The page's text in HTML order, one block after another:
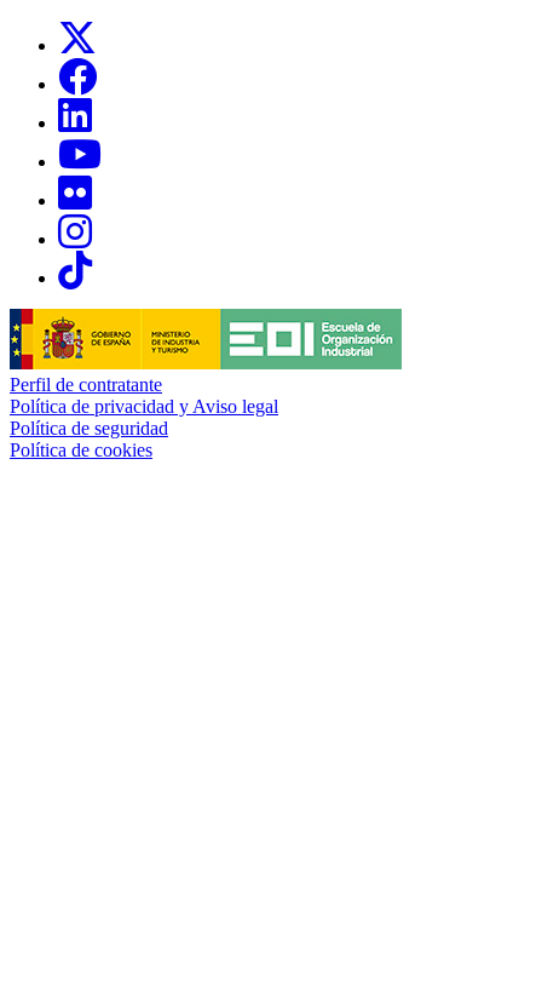
Links, Opens in this window
Links, Opens in this window
Links, Opens in this window
Links, Opens in this window
Links, Opens in this window
Perfil de contratante
Política de privacidad y Aviso legal
Política de seguridad
Política de cookies